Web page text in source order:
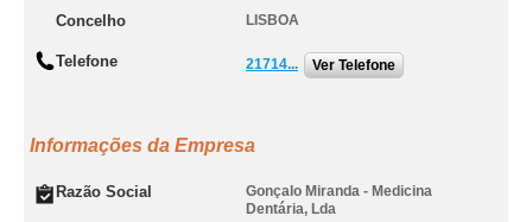
Concelho LISBOA
Telefone 21714... Ver Telefone
Informações da Empresa
Razão Social
Gonçalo Miranda - Medicina
Dentária, Lda